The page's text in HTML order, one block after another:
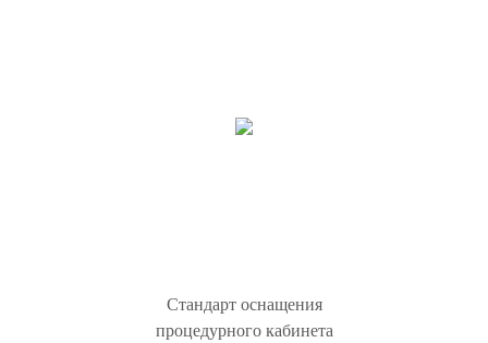
Стандарт оснащения
процедурного кабинета